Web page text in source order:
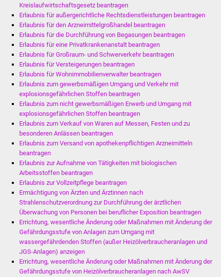
Kreislaufwirtschaftsgesetz beantragen
Erlaubnis für außergerichtliche Rechtsdienstleistungen beantragen
Erlaubnis für den Arzneimittelgroßhandel beantragen
Erlaubnis für die Durchführung von Begasungen beantragen
Erlaubnis für eine Privatkrankenanstalt beantragen
Erlaubnis für Großraum- und Schwerverkehr beantragen
Erlaubnis für Versteigerungen beantragen
Erlaubnis für Wohnimmobilienverwalter beantragen
Erlaubnis zum gewerbsmäßigen Umgang und Verkehr mit
explosionsgefährlichen Stoffen beantragen
Erlaubnis zum nicht gewerbsmäßigen Erwerb und Umgang mit
explosionsgefährlichen Stoffen beantragen
Erlaubnis zum Verkauf von Waren auf Messen, Festen und zu
besonderen Anlässen beantragen
Erlaubnis zum Versand von apothekenpflichtigen Arzneimitteln
beantragen
Erlaubnis zur Aufnahme von Tätigkeiten mit biologischen
Arbeitsstoffen beantragen
Erlaubnis zur Vollzeitpflege beantragen
Ermächtigung von Ärzten und Ärztinnen nach
Strahlenschutzverordnung zur Durchführung der ärztlichen
Überwachung von Personen bei beruflicher Exposition beantragen
Errichtung, wesentliche Änderung oder Maßnahmen mit Änderung der
Gefährdungsstufe von Anlagen zum Umgang mit
wassergefährdenden Stoffen (außer Heizölverbraucheranlagen und
JGS-Anlagen) anzeigen
Errichtung, wesentliche Änderung oder Maßnahmen mit Änderung der
Gefährdungsstufe von Heizölverbraucheranlagen nach AwSV